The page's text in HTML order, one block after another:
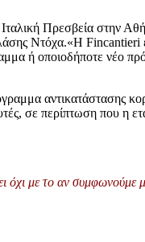
Πρεσβεία στην
Ντόχα.«Η Fincantieri
ή οποιοδήποτε νέο
αντικατάστασης
σε περίπτωση που η
με το αν συμφωνούμε